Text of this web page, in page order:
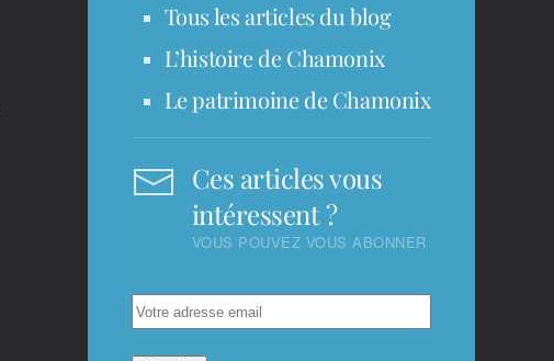
Tous les articles du blog
L’histoire de Chamonix
Le patrimoine de Chamonix
Ces articles vous
intéressent ?
VOUS POUVEZ VOUS ABONNER